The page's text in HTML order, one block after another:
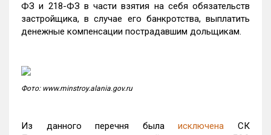
ФЗ и 218-ФЗ в части взятия на себя обязательств
застройщика, в случае его банкротства, выплатить
денежные компенсации пострадавшим дольщикам.
Фото: www.minstroy.alania.gov.ru
Из данного перечня былаисключена СК